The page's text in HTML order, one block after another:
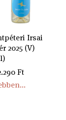
Irsai
2025 (V)
Ft